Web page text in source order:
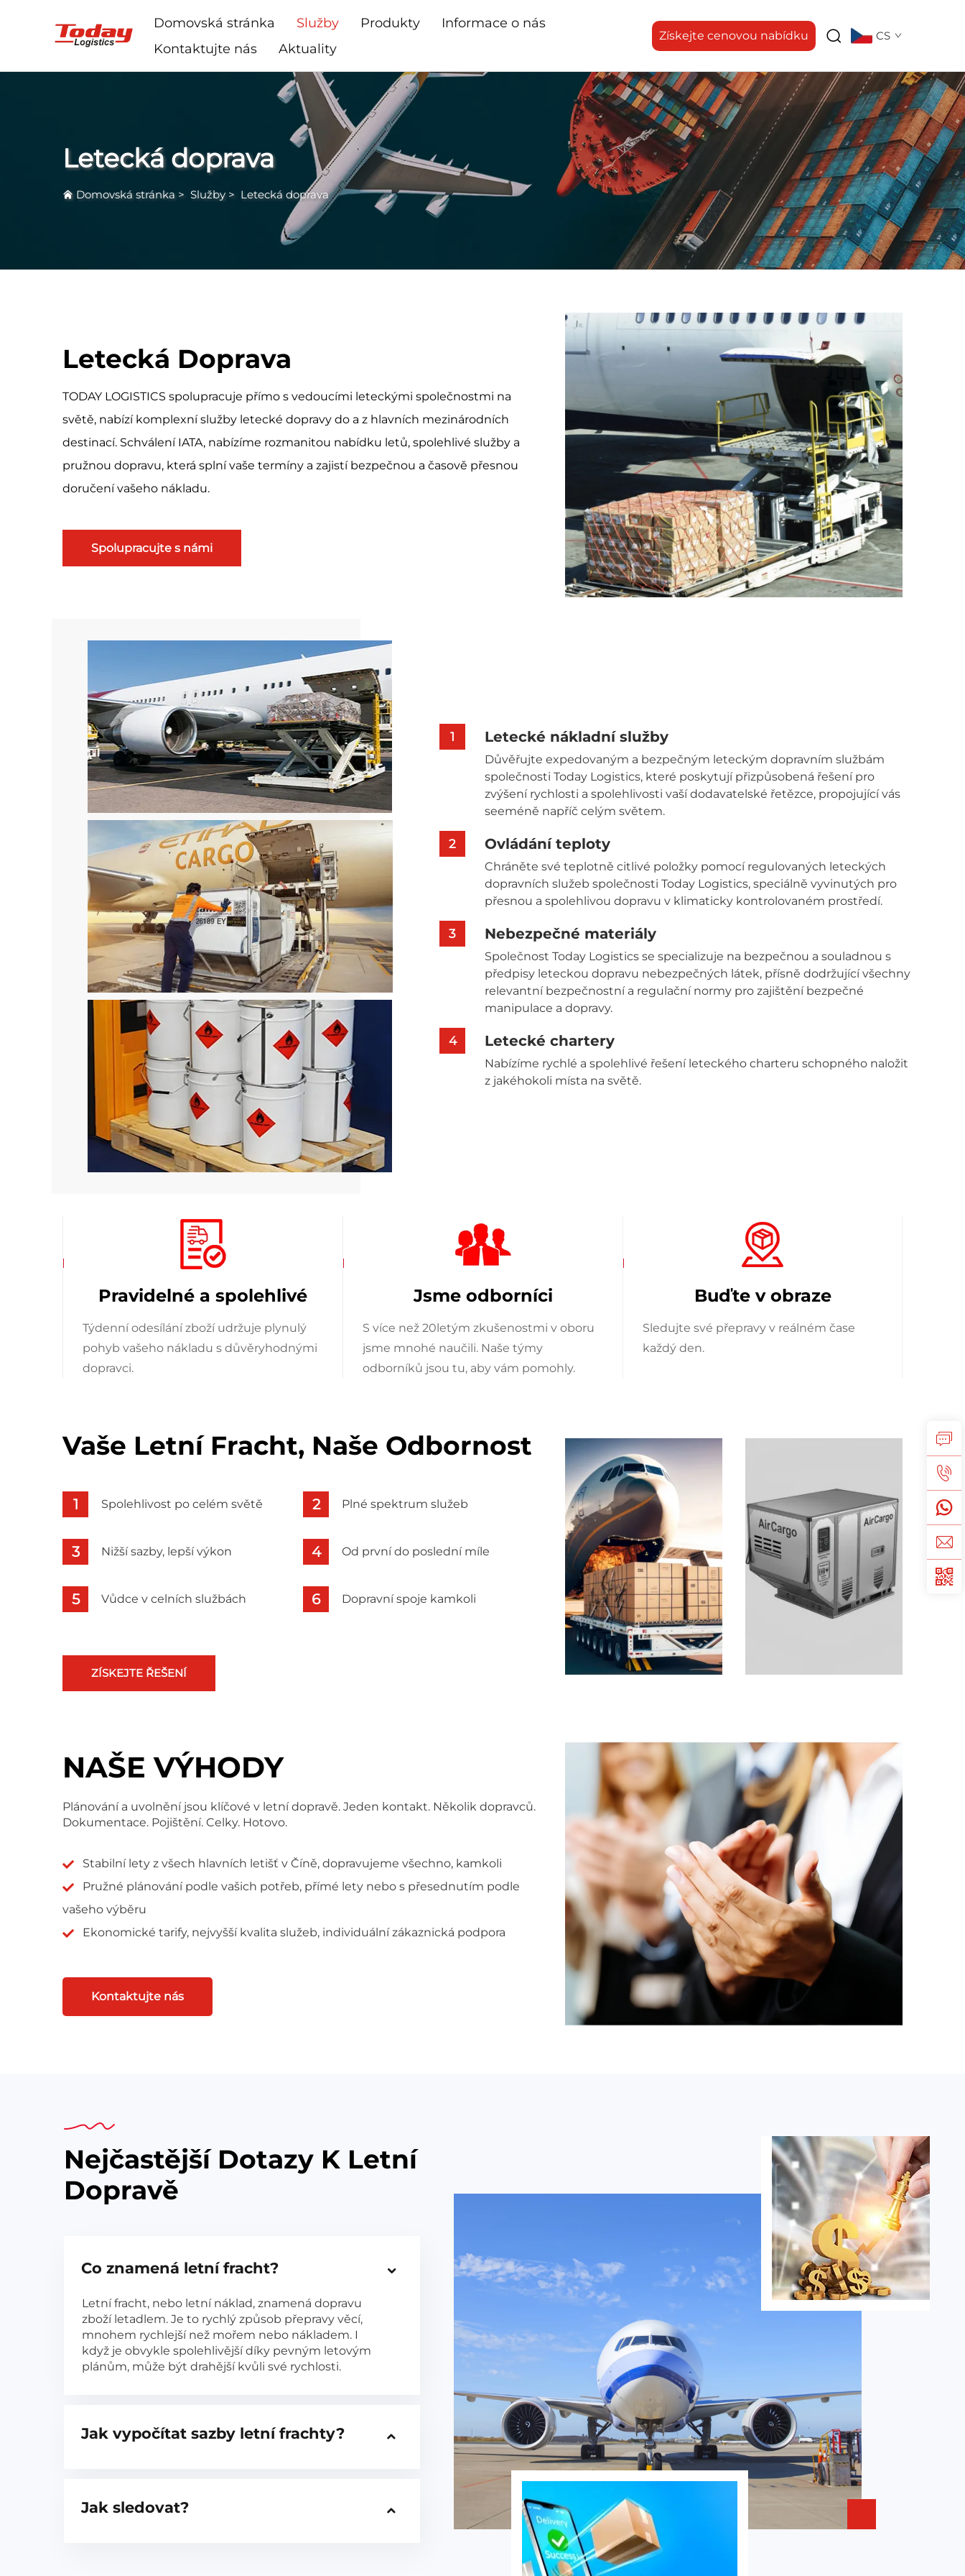
Domovská stránka Služby Produkty
Informace o nás
Kontaktujte nás
Aktuality
Získejte cenovou nabídku CS
Letecká doprava
Domovská stránka> Služby > Letecká doprava
Letecká Doprava
TODAY LOGISTICS spolupracuje přímo s vedoucími leteckými společnostmi na
světě, nabízí komplexní služby letecké dopravy do a z hlavních mezinárodních
destinací. Schválení IATA, nabízíme rozmanitou nabídku letů, spolehlivé služby a
pružnou dopravu, která splní vaše termíny a zajistí bezpečnou a časově přesnou
doručení vašeho nákladu.
Spolupracujte s námi
1 Letecké nákladní služby
Důvěřujte expedovaným a bezpečným leteckým dopravním službám
společnosti Today Logistics, které poskytují přizpůsobená řešení pro
zvýšení rychlosti a spolehlivosti vaší dodavatelské řetězce, propojující vás
seeméně napříč celým světem.
2 Ovládání teploty
Chráněte své teplotně citlivé položky pomocí regulovaných leteckých
dopravních služeb společnosti Today Logistics, speciálně vyvinutých pro
přesnou a spolehlivou dopravu v klimaticky kontrolovaném prostředí.
3 Nebezpečné materiály
Společnost Today Logistics se specializuje na bezpečnou a souladnou s
předpisy leteckou dopravu nebezpečných látek, přísně dodržující všechny
relevantní bezpečnostní a regulační normy pro zajištění bezpečné
manipulace a dopravy.
4 Letecké chartery
Nabízíme rychlé a spolehlivé řešení leteckého charteru schopného naložit
z jakéhokoli místa na světě.
Pravidelné a spolehlivé
Týdenní odesílání zboží udržuje plynulý
pohyb vašeho nákladu s důvěryhodnými
dopravci.
Jsme odborníci
S více než 20letým zkušenostmi v oboru
jsme mnohé naučili. Naše týmy
odborníků jsou tu, aby vám pomohly.
Buďte v obraze
Sledujte své přepravy v reálném čase
každý den.
Vaše Letní Fracht, Naše Odbornost
Spolehlivost po celém světě Plné spektrum služeb
Nižší sazby, lepší výkon Od první do poslední míle
Vůdce v celních službách Dopravní spoje kamkoli
ZÍSKEJTE ŘEŠENÍ
NAŠE VÝHODY
Plánování a uvolnění jsou klíčové v letní dopravě. Jeden kontakt. Několik dopravců.
Dokumentace. Pojištění. Celky. Hotovo.
Stabilní lety z všech hlavních letišť v Číně, dopravujeme všechno, kamkoli
Pružné plánování podle vašich potřeb, přímé lety nebo s přesednutím podle
vašeho výběru
Ekonomické tarify, nejvyšší kvalita služeb, individuální zákaznická podpora
Kontaktujte nás
Nejčastější Dotazy K Letní
Dopravě
Co znamená letní fracht?
Letní fracht, nebo letní náklad, znamená dopravu
zboží letadlem. Je to rychlý způsob přepravy věcí,
mnohem rychlejší než mořem nebo nákladem. I
když je obvykle spolehlivější díky pevným letovým
plánům, může být drahější kvůli své rychlosti.
Jak vypočítat sazby letní frachty?
Jak sledovat?